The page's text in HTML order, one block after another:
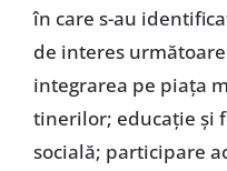
în care s-au
de interes
integrarea pe piaţa
tinerilor; educaţie şi
socială; participare